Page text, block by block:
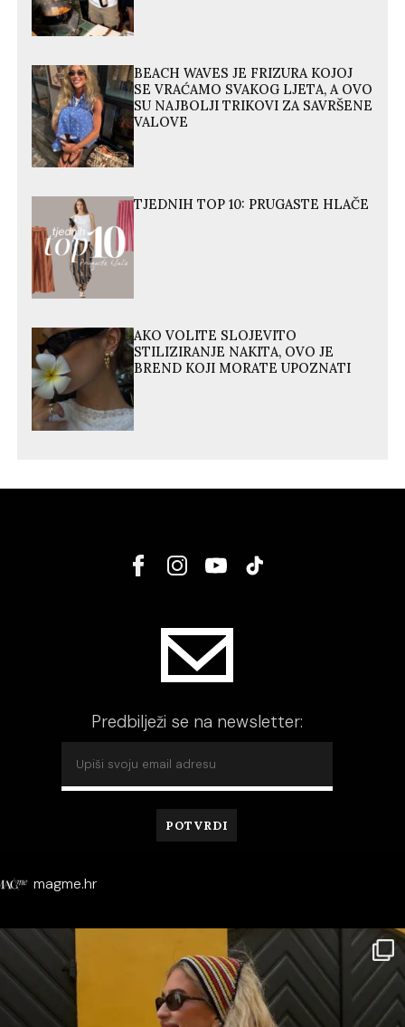
BEACH WAVES JE FRIZURA KOJOJ
SE VRAĆAMO SVAKOG LJETA, A OVO
SU NAJBOLJI TRIKOVI ZA SAVRŠENE
VALOVE
TJEDNIH TOP 10: PRUGASTE HLAČE
AKO VOLITE SLOJEVITO
STILIZIRANJE NAKITA, OVO JE
BREND KOJI MORATE UPOZNATI
Predbilježi se na newsletter:
magme.hr